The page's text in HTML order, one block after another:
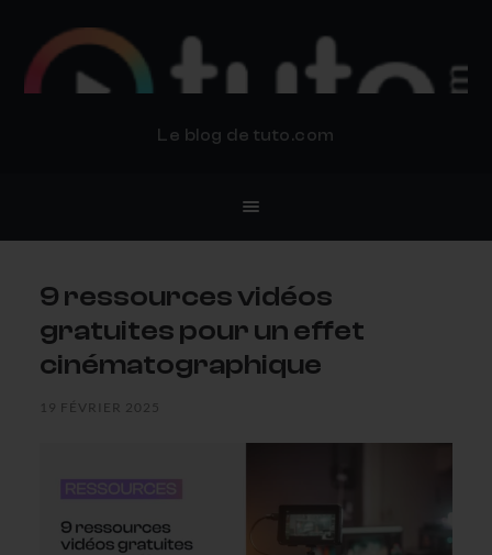
Le blog de tuto.com
9 ressources vidéos
gratuites pour un effet
cinématographique
19 FÉVRIER 2025